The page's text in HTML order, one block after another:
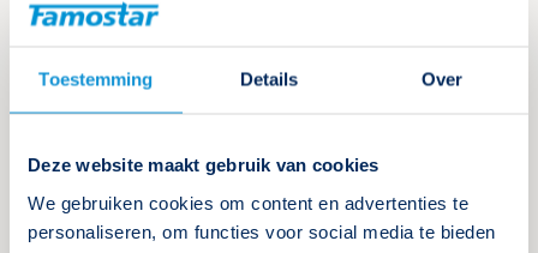
Toestemming Details Over
Deze website maakt gebruik van cookies
We gebruiken cookies om content en advertenties te
personaliseren, om functies voor social media te bieden
Veel bedrijven en instellingen zijn nog niet goed op de hoogte
vanRijkswaterstaaten Rijksdienst voor ondernemend
de lijsten met maatregelen. Als noodverlichtingsdeskundige kun
je je klanten wijzen op deze verplichting en tippen dat er nu